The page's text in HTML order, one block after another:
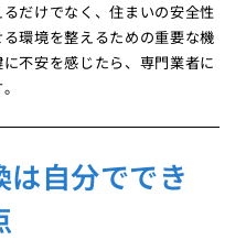
だけでなく、住まいの安全性
環境を整えるための重要な機
不安を感じたら、専門業者に
自分ででき